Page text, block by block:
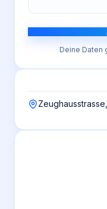
Deine Daten